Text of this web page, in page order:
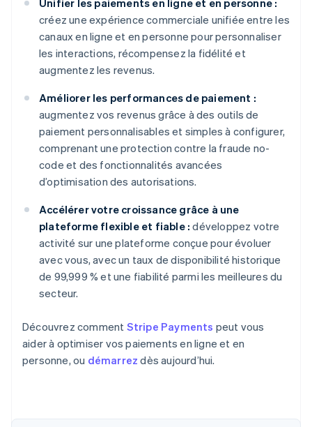
Unifier les paiements en ligne et en personne :
créez une expérience commerciale unifiée entre les
canaux en ligne et en personne pour personnaliser
les interactions, récompensez la fidélité et
augmentez les revenus.
Améliorer les performances de paiement :
augmentez vos revenus grâce à des outils de
paiement personnalisables et simples à configurer,
comprenant une protection contre la fraude no-
code et des fonctionnalités avancées
d’optimisation des autorisations.
Accélérer votre croissance grâce à une
plateforme flexible et fiable : développez votre
activité sur une plateforme conçue pour évoluer
avec vous, avec un taux de disponibilité historique
de 99,999 % et une fiabilité parmi les meilleures du
secteur.
Découvrez comment Stripe Payments peut vous
aider à optimiser vos paiements en ligne et en
personne, ou démarrez dès aujourd’hui.